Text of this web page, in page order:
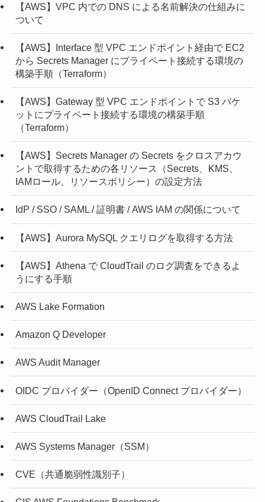
【AWS】VPC 内での DNS による名前解決の仕組みに
ついて
【AWS】Interface 型 VPC エンドポイント経由で EC2
から Secrets Manager にプライベート接続する環境の
構築手順（Terraform）
【AWS】Gateway 型 VPC エンドポイントで S3 バケ
ットにプライベート接続する環境の構築手順
（Terraform）
【AWS】Secrets Manager の Secrets をクロスアカウ
ントで取得するための各リソース（Secrets、KMS、
IAMロール、リソースポリシー）の設定方法
IdP / SSO / SAML / 証明書 / AWS IAM の関係について
【AWS】Aurora MySQL クエリログを取得する方法
【AWS】Athena で CloudTrail のログ調査をできるよ
うにする手順
AWS Lake Formation
Amazon Q Developer
AWS Audit Manager
OIDC プロバイダー（OpenID Connect プロバイダー）
AWS CloudTrail Lake
AWS Systems Manager（SSM）
CVE（共通脆弱性識別子）